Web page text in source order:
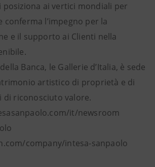
posiziona ai vertici mondiali per
conferma l’impegno per la
e il supporto ai Clienti nella
Banca, le Gallerie d’Italia, è sede
artistico di proprietà e di
riconosciuto valore.
it/newsroom
company/intesa-sanpaolo